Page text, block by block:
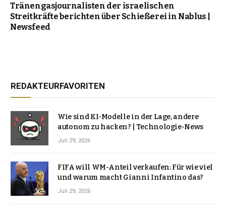
Tränengasjournalisten der israelischen
Streitkräfte berichten über Schießerei in Nablus |
Newsfeed
REDAKTEURFAVORITEN
Wie sind KI-Modelle in der Lage, andere
autonom zu hacken? | Technologie-News
Juli 29, 2026
FIFA will WM-Anteil verkaufen: Für wie viel
und warum macht Gianni Infantino das?
Juli 29, 2026